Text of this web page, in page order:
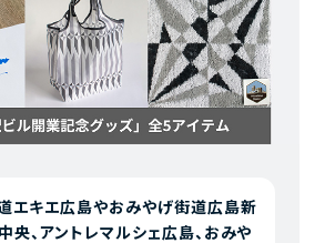
エキエ広島やおみやげ街道広島新
央、アントレマルシェ広島、おみや